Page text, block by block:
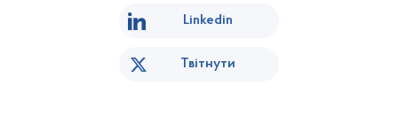
Linkedin
Твітнути